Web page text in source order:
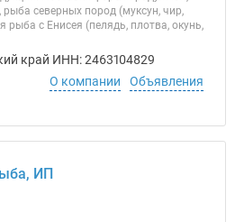
рыба северных пород (муксун, чир,
рыба с Енисея (пелядь, плотва, окунь,
край ИНН: 2463104829
О компании
Объявления
ИП